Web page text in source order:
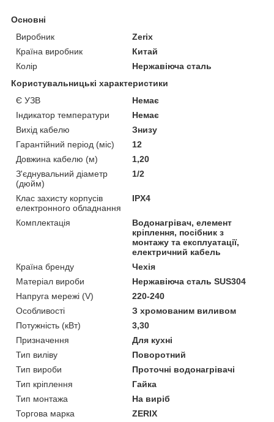
Основні
Виробник
Zerix
Країна виробник
Китай
Колір
Нержавіюча сталь
Користувальницькі характеристики
Є УЗВ
Немає
Індикатор температури
Немає
Вихід кабелю
Знизу
Гарантійний період (міс)
12
Довжина кабелю (м)
1,20
З'єднувальний діаметр
(дюйм)
1/2
Клас захисту корпусів
електронного обладнання
IPX4
Комплектація
Водонагрівач, елемент
кріплення, посібник з
монтажу та експлуатації,
електричний кабель
Країна бренду
Чехія
Матеріал вироби
Нержавіюча сталь SUS304
Напруга мережі (V)
220-240
Особливості
З хромованим виливом
Потужність (кВт)
3,30
Призначення
Для кухні
Тип виліву
Поворотний
Тип вироби
Проточні водонагрівачі
Тип кріплення
Гайка
Тип монтажа
На виріб
Торгова марка
ZERIX